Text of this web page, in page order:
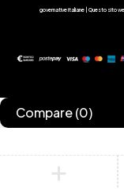
governative italiane | Questo sito
Compare(0)